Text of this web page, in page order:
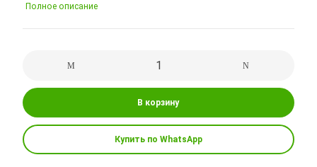
Полное описание
В корзину
Купить по WhatsApp